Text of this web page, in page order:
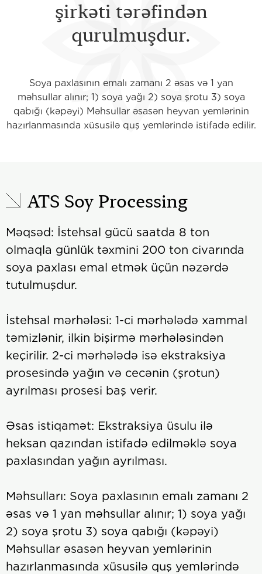
şirkəti tərəfindən
qurulmuşdur.
Soya paxlasının emalı zamanı 2 əsas və 1 yan
məhsullar alınır; 1) soya yağı 2) soya şrotu 3) soya
qabığı (kəpəyi) Məhsullar əsasən heyvan yemlərinin
hazırlanmasında xüsusilə quş yemlərində istifadə edilir.
ATS Soy Processing
Məqsəd: İstehsal gücü saatda 8 ton
olmaqla günlük təxmini 200 ton civarında
soya paxlası emal etmək üçün nəzərdə
tutulmuşdur.
İstehsal mərhələsi: 1-ci mərhələdə xammal
təmizlənir, ilkin bişirmə mərhələsindən
keçirilir. 2-ci mərhələdə isə ekstraksiya
prosesində yağın və cecənin (şrotun)
ayrılması prosesi baş verir.
Əsas istiqamət: Ekstraksiya üsulu ilə
heksan qazından istifadə edilməklə soya
paxlasından yağın ayrılması.
Məhsulları: Soya paxlasının emalı zamanı 2
əsas və 1 yan məhsullar alınır; 1) soya yağı
2) soya şrotu 3) soya qabığı (kəpəyi)
Məhsullar əsasən heyvan yemlərinin
hazırlanmasında xüsusilə quş yemlərində